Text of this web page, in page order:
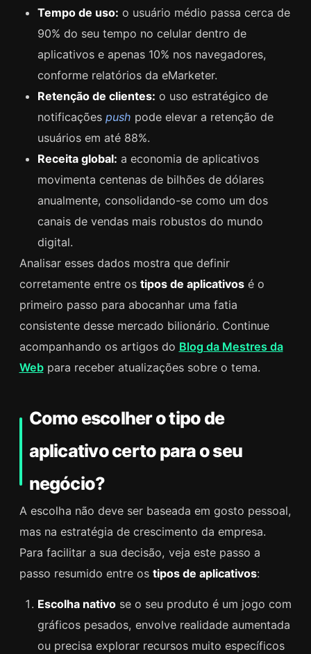
Tempo de uso: o usuário médio passa cerca de
90% do seu tempo no celular dentro de
aplicativos e apenas 10% nos navegadores,
conforme relatórios da eMarketer.
Retenção de clientes: o uso estratégico de
notificações push pode elevar a retenção de
usuários em até 88%.
Receita global: a economia de aplicativos
movimenta centenas de bilhões de dólares
anualmente, consolidando-se como um dos
canais de vendas mais robustos do mundo
digital.
Analisar esses dados mostra que definir
corretamente entre os tipos de aplicativosé o
primeiro passo para abocanhar uma fatia
consistente desse mercado bilionário. Continue
acompanhando os artigos do Blog da Mestres da
Webpara receber atualizações sobre o tema.
Como escolher o tipo de
aplicativo certo para o seu
negócio?
A escolha não deve ser baseada em gosto pessoal,
mas na estratégia de crescimento da empresa.
Para facilitar a sua decisão, veja este passo a
passo resumido entre os tipos de aplicativos:
Escolha nativose o seu produto é um jogo com
gráficos pesados, envolve realidade aumentada
ou precisa explorar recursos muito específicos